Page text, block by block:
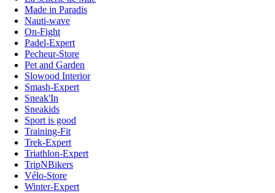
Made in Paradis
Nauti-wave
On-Fight
Padel-Expert
Pecheur-Store
Pet and Garden
Slowood Interior
Smash-Expert
Sneak'In
Sneakids
Sport is good
Training-Fit
Trek-Expert
Triathlon-Expert
TripNBikers
Vélo-Store
Winter-Expert